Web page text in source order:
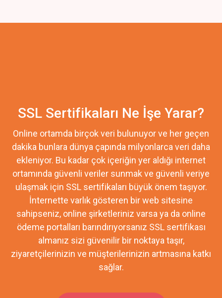
SSL Sertifikaları Ne İşe Yarar?
Online ortamda birçok veri bulunuyor ve her geçen
dakika bunlara dünya çapında milyonlarca veri daha
ekleniyor. Bu kadar çok içeriğin yer aldığı internet
ortamında güvenli veriler sunmak ve güvenli veriye
ulaşmak için SSL sertifikaları büyük önem taşıyor.
İnternette varlık gösteren bir web sitesine
sahipseniz, online şirketleriniz varsa ya da online
ödeme portalları barındırıyorsanız SSL sertifikası
almanız sizi güvenilir bir noktaya taşır,
ziyaretçilerinizin ve müşterilerinizin artmasına katkı
sağlar.